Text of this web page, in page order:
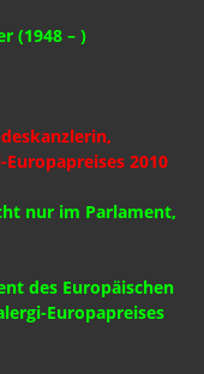
(1948 – )
2010
nur im Parlament,
des Europäischen
Europapreises